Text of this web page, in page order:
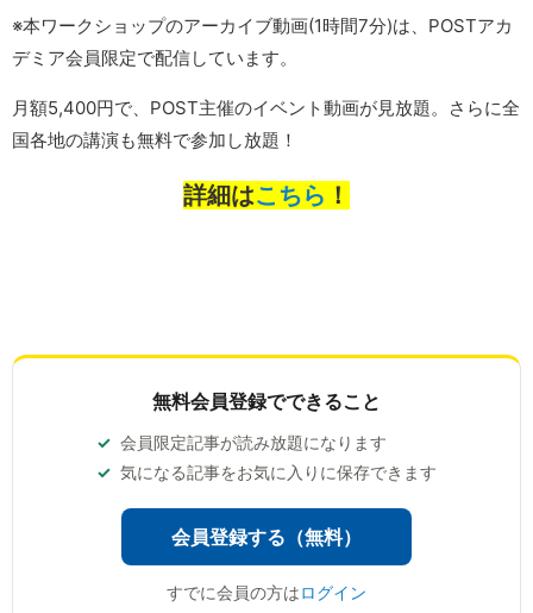
※本ワークショップのアーカイブ動画(1時間7分)は、POSTアカ
デミア会員限定で配信しています。
月額5,400円で、POST主催のイベント動画が見放題。さらに全
国各地の講演も無料で参加し放題！
詳細はこちら ！
無料会員登録でできること
会員限定記事が読み放題になります
気になる記事をお気に入りに保存できます
会員登録する（無料）
すでに会員の方はログイン